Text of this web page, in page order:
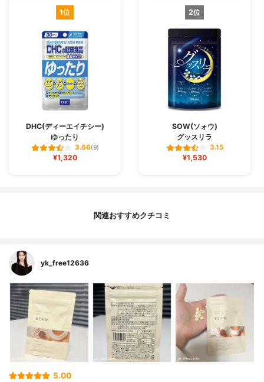
1位
DHC(ディーエイチシー)
ゆったり
3.66(9)
¥1,320
2位
SOW(ソォウ)
グッスリラ
3.15
¥1,530
関連おすすめクチコミ
yk_free12636
5.00